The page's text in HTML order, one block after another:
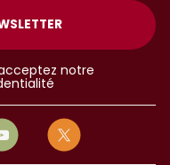
notre